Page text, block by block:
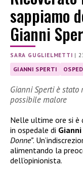
sappiamo
Gianni
SARA GUGLIELMETTI |
GIANNI SPERTI
Gianni Sperti è stato
possibile malore
Nelle ultime ore si è
in ospedale di
Donne”.
alimentando la
dell’opinionista.